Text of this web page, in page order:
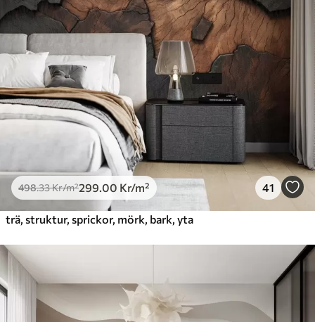
498.33Kr/m²299 .00 Kr/m² 41
trä, struktur, sprickor, mörk, bark, yta